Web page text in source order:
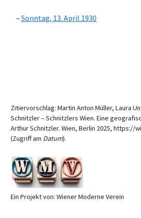
Sonntag, 13. April 1930
Zitiervorschlag: Martin Anton Müller, Laura
Schnitzler – Schnitzlers Wien. Eine
Arthur Schnitzler. Wien, Berlin 2025, https://
(Zugriff am Datum).
Ein Projekt von: Wiener Moderne Verein